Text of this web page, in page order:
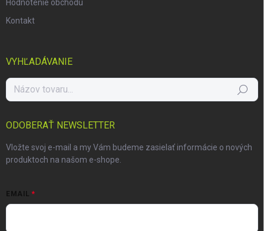
Hodnotenie obchodu
Kontakt
VYHĽADÁVANIE
Hľadať
ODOBERAŤ NEWSLETTER
Vložte svoj e-mail a my Vám budeme zasielať informácie o nových
produktoch na našom e-shope.
EMAIL